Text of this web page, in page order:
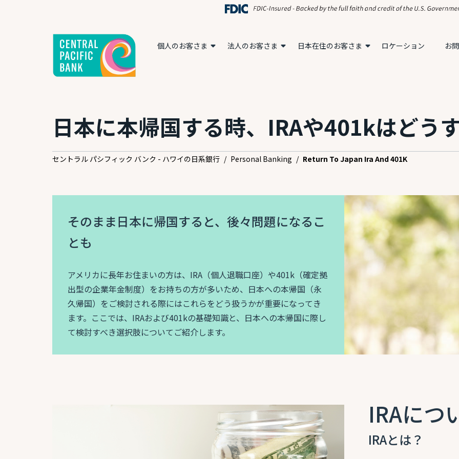
個人のお客さま 法人のお客さま 日本在住のお客さま ロケーション お
日本に本帰国する時、IRAや401kはどう
セントラル パシフィック バンク - ハワイの日系銀行 / Personal Banking / Return To Japan Ira And 401K
そのまま日本に帰国すると、後々問題になるこ
とも
アメリカに長年お住まいの方は、IRA（個人退職口座）や401k（確定拠
出型の企業年金制度）をお持ちの方が多いため、日本への本帰国（永
久帰国）をご検討される際にはこれらをどう扱うかが重要になってき
ます。ここでは、IRAおよび401kの基礎知識と、日本への本帰国に際し
て検討すべき選択肢についてご紹介します。
IRAにつ
IRAとは？